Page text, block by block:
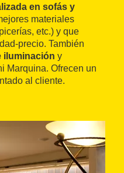
en sofás y
materiales
etc.) y que
precio. También
iluminación y
Marquina. Ofrecen un
al cliente.